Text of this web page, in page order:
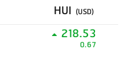
HUI (USD)
218.53
0.67